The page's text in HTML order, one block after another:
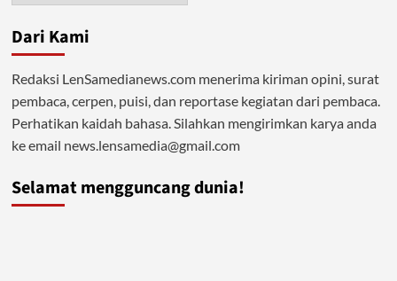
Dari Kami
Redaksi LenSamedianews.com menerima kiriman opini, surat
pembaca, cerpen, puisi, dan reportase kegiatan dari pembaca.
Perhatikan kaidah bahasa. Silahkan mengirimkan karya anda
ke email news.lensamedia@gmail.com
Selamat mengguncang dunia!